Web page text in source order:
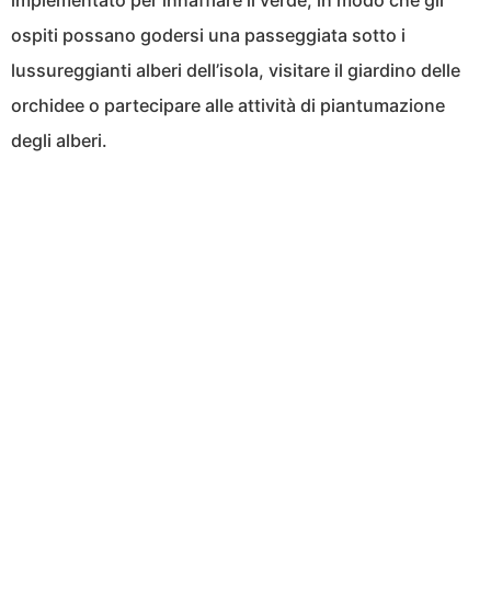
ospiti possano godersi una passeggiata sotto i
lussureggianti alberi dell’isola, visitare il giardino delle
orchidee o partecipare alle attività di piantumazione
degli alberi.